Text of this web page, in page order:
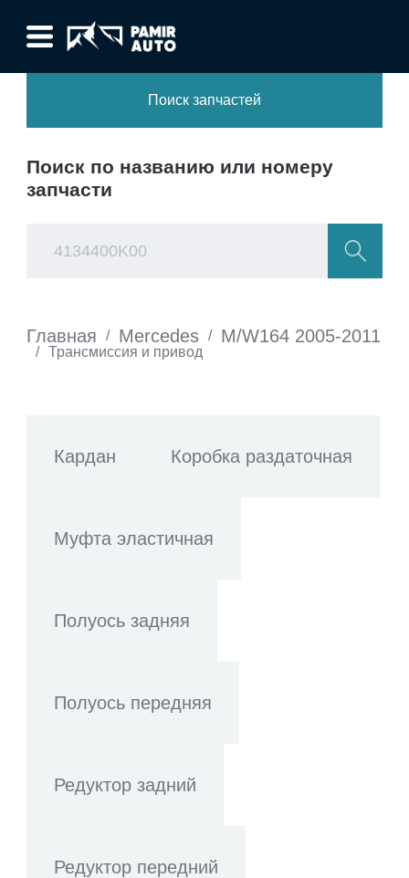
Поиск запчастей
Поиск по названию или номеру
запчасти
Главная / Mercedes / M/W164 2005-2011
/ Трансмиссия и привод
Кардан Коробка раздаточная
Муфта эластичная
Полуось задняя
Полуось передняя
Редуктор задний
Редуктор передний